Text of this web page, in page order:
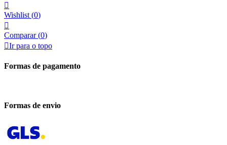

Wishlist (0)

Comparar (0)
Ir para o topo
Formas de pagamento
Formas de envio